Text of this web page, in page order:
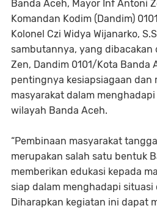
Banda Aceh, Mayor Inf Antoni
Komandan Kodim (Dandim)
Kolonel Czi Widya Wijanarko,
sambutannya, yang dibacakan
Zen, Dandim 0101/Kota Banda
pentingnya kesiapsiagaan dan
masyarakat dalam
wilayah Banda Aceh.
“Pembinaan masyarakat
merupakan salah satu bentuk
memberikan edukasi kepada
siap dalam menghadapi
Diharapkan kegiatan ini dapat